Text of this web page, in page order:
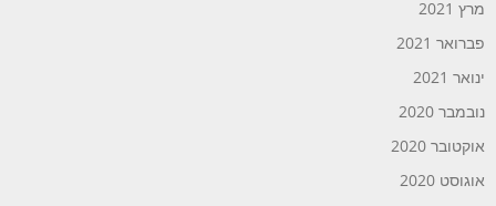
מרץ 2021
פברואר 2021
ינואר 2021
נובמבר 2020
אוקטובר 2020
אוגוסט 2020